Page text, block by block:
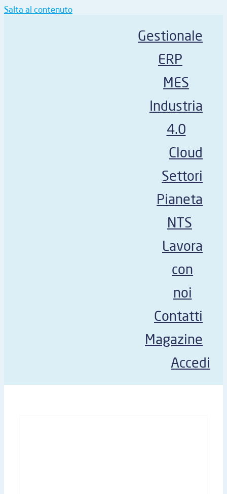
Salta al contenuto
Gestionale
ERP
MES
Industria
4.0
Cloud
Settori
Pianeta
NTS
Lavora
con
noi
Contatti
Magazine
Accedi